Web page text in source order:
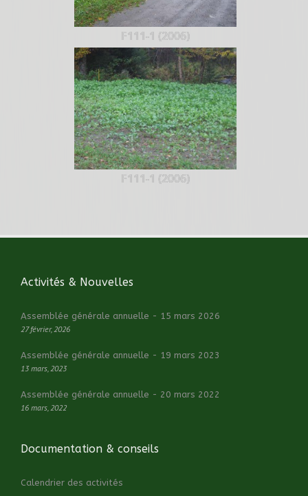
F111-1 (2006)
F111-1 (2006)
Activités & Nouvelles
Assemblée générale annuelle - 15 mars 2026
27 février, 2026
Assemblée générale annuelle - 19 mars 2023
13 mars, 2023
Assemblée générale annuelle - 20 mars 2022
16 mars, 2022
Documentation & conseils
Calendrier des activités